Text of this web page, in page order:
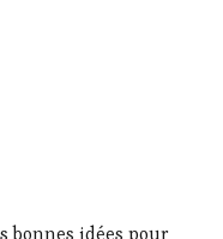
bonnes idées pour